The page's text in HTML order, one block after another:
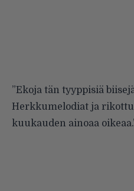
”Ekoja tän tyyppisiä
Herkkumelodiat ja
kuukauden ainoaa